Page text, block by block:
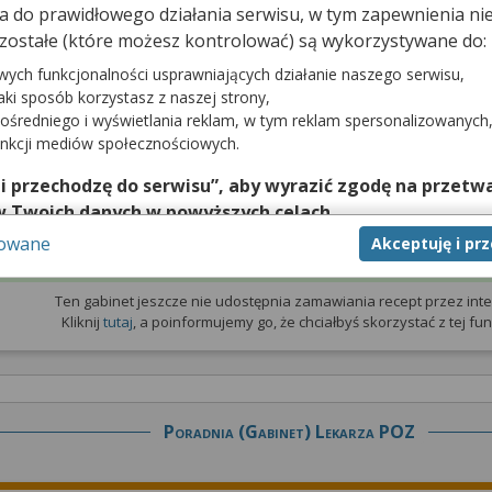
udostępnia
prywatnymi
Wizyta NFZ
Gabinet nie udostępnia terminarzaz
Ten gabinet jeszcze nie udostępnia zamawiania recept przez
Kliknijtutaj, a poinformujemy go, że chciałbyś skorzystać z tej
Poradnia (gabinet) Lekarza POZ
do prawidłowego działania serwisu, w tym zapewnienia
(które możesz kontrolować) są wykorzystywane do:
funkcjonalności usprawniających działanie naszego serwisu,
sposób korzystasz z naszej strony,
i wyświetlania reklam, w tym reklam spersonalizowanych,
mediów społecznościowych.
przechodzę do serwisu”, aby wyrazić zgodę na
danych w powyższych celach.
zgody jest dobrowolne, a wyrażoną zgodę możesz w
na przetwarzanie Twoich danych tylko w niektórych
lub chcesz przeprowadzić konfigurację szczegółową, to
zaawansowanych”.
Akceptuję i